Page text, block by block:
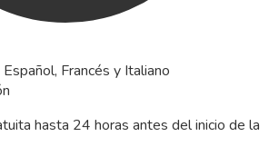
Francés y Italiano
hasta 24 horas antes del inicio de la